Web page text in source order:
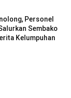
Personel
Sembako
Kelumpuhan